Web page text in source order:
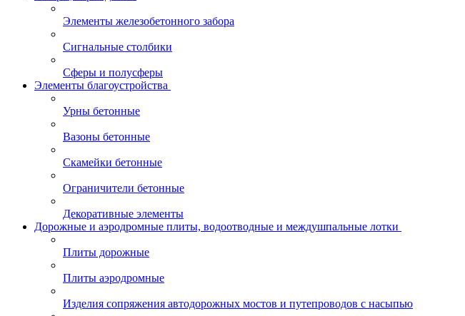
Элементы железобетонного забора
Сигнальные столбики
Сферы и полусферы
Элементы благоустройства
Урны бетонные
Вазоны бетонные
Скамейки бетонные
Ограничители бетонные
Декоративные элементы
Дорожные и аэродромные плиты, водоотводные и междушпальные лотки
Плиты дорожные
Плиты аэродромные
Изделия сопряжения автодорожных мостов и путепроводов с насыпью